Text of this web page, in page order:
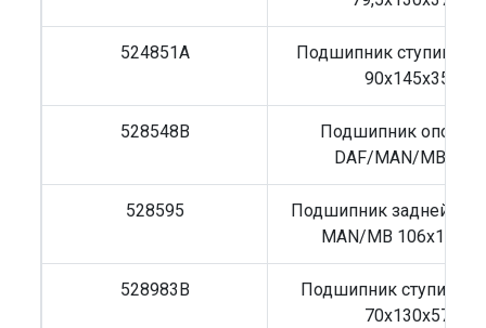
524851A
Подшипник ступицы
90x145x35
528548B
Подшипник
DAF/MAN/MB d50
528595
Подшипник задней
MAN/MB
528983B
Подшипник ступицы
70x130x57